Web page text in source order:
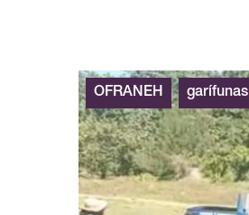
OFRANEH garífunas